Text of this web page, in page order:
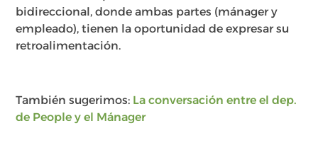
bidireccional, donde ambas partes (mánager y
empleado), tienen la oportunidad de expresar su
retroalimentación.
También sugerimos: La conversación entre el dep.
de People y el Mánager